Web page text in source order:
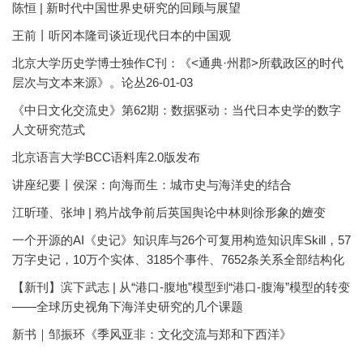
陈恒 | 新时代中国世界史研究的回顾与展望
王前丨听冈本隆司谈近现代日本的中国观
北京大学历史学博士独作C刊：《<通典·州郡>所载政区的时代
层次与文本来源》。论丛26-01-03
《中日文化交流史》第62期：数据驱动：当代日本史学的数字
人文研究范式
北京语言大学BCC语料库2.0版发布
讲座纪要丨侯深：向海而生：城市史与海洋史的结合
江昕瑾、张坤 | 鸦片战争前后英国舆论中林则徐形象的嬗变
一个开源的AI《史记》知识库与26个可复用构造知识库Skill，57
万字史记，10万个实体、3185个事件、7652条关系全部结构化
【新刊】滨下武志 | 从“港口-腹地”模型到“港口-腹海”模型的转变
——全球历史视角下海洋史研究的几个课题
新书｜邹振环《季风亚非：文化交流与郑和下西洋》